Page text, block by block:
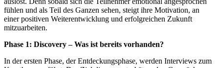
fühlen und als Teil des Ganzen sehen, steigt ihre Motivation, an
einer positiven Weiterentwicklung und erfolgreichen Zukunft
mitzuarbeiten.
Phase 1: Discovery – Was ist bereits vorhanden?
In der ersten Phase, der Entdeckungsphase, werden Interviews zum